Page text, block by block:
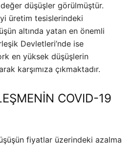
düşüşler görülmüştür.
üretim tesislerindeki
altında yatan en önemli
Devletleri’nde ise
en yüksek düşüşlerin
karşımıza çıkmaktadır.
COVID-19
fiyatlar üzerindeki azalma